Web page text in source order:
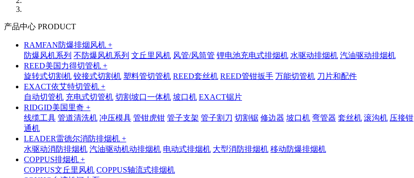
产品中心 PRODUCT
RAMFAN防爆排烟风机 +
防爆风机系列 不防爆风机系列 文丘里风机 风管/风筒管 锂电池充电式排烟机 水驱动排烟机 汽油驱动排烟机
REED美国力得切管机 +
旋转式切割机 铰接式切割机 塑料管切管机 REED套丝机 REED管钳扳手 万能切管机 刀片和配件
EXACT依艾特切管机 +
自动切管机 充电式切管机 切割坡口一体机 坡口机 EXACT锯片
RIDGID美国里奇 +
线缆工具 管道清洗机 冲压模具 管钳虎钳 管子支架 管子割刀 切割锯 修边器 坡口机 弯管器 套丝机 滚沟机 压接钳
通机
LEADER雷德尔消防排烟机 +
水驱动消防排烟机 汽油驱动机动排烟机 电动式排烟机 大型消防排烟机 移动防爆排烟机
COPPUS排烟机 +
COPPUS文丘里风机 COPPUS轴流式排烟机